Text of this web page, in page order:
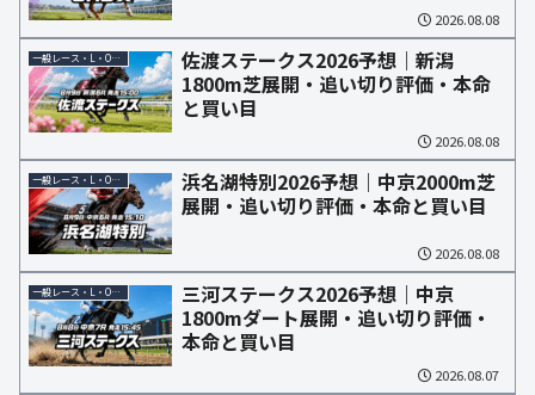
2026.08.08
一般レース・L・OP予想
佐渡ステークス2026予想｜新潟
1800m芝展開・追い切り評価・本命
と買い目
2026.08.08
一般レース・L・OP予想
浜名湖特別2026予想｜中京2000m芝
展開・追い切り評価・本命と買い目
2026.08.08
一般レース・L・OP予想
三河ステークス2026予想｜中京
1800mダート展開・追い切り評価・
本命と買い目
2026.08.07